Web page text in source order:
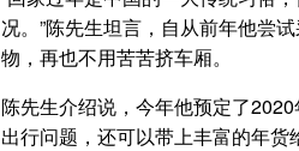
况。”陈先生坦言，自从前年他尝
物，再也不用苦苦挤车厢。
陈先生介绍说，今年他预定了
出行问题，还可以带上丰富的年